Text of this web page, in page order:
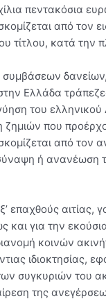
πεντακόσια
από τον
τίτλου, κατά την
Ελλάδα
του ελληνικού
που
από τον
ή ανανέωση
επαχθούς αιτίας,
και για την
κοινών
ιδιοκτησίας,
συγκυριών του
της